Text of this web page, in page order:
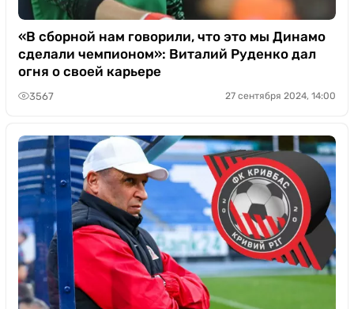
«В сборной нам говорили, что это мы Динамо
сделали чемпионом»: Виталий Руденко дал
огня о своей карьере
3567 27 сентября 2024, 14:00